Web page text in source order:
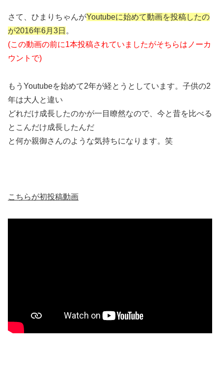
さて、ひまりちゃんがYoutubeに始めて動画を投稿したの
が2016年6月3日 。
(この動画の前に1本投稿されていましたがそちらはノーカ
ウントで)
もうYoutubeを始めて2年が経とうとしています。子供の2
年は大人と違い
どれだけ成長したのかが一目瞭然なので、今と昔を比べる
とこんだけ成長したんだ
と何か親御さんのような気持ちになります。笑
こちらが初投稿動画